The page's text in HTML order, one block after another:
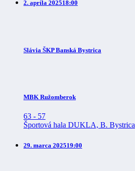
2. apríla 202518:00
Slávia ŠKP Banská Bystrica
MBK Ružomberok
63 - 57
Športová hala DUKLA, B. Bystrica
29. marca 202519:00